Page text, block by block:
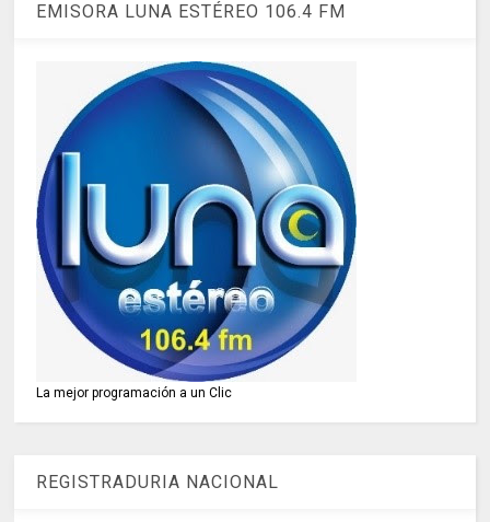
EMISORA LUNA ESTÉREO 106.4 FM
La mejor programación a un Clic
REGISTRADURIA NACIONAL